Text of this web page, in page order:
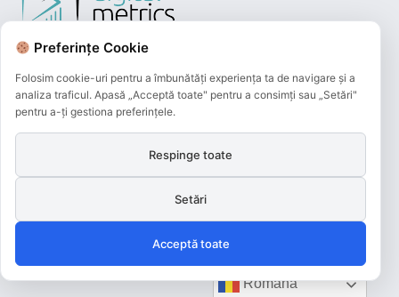
Plățile online efectuate pe acest site
sunt procesate de către Netopia Payments
și beneficiază de 3D-Secure.
Română
Preferințe Cookie
Folosim cookie-uri pentru a îmbunătăți experiența ta de navigare și a
analiza traficul. Apasă „Acceptă toate" pentru a consimți sau „Setări"
pentru a-ți gestiona preferințele.
Respinge toate
Setări
Acceptă toate